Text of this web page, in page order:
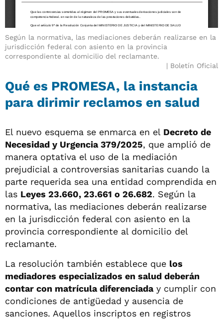
Según la normativa, las mediaciones deberán realizarse en la
jurisdicción federal con asiento en la provincia
correspondiente al domicilio del reclamante.
Boletín Oficial
Qué es PROMESA, la instancia
para dirimir reclamos en salud
El nuevo esquema se enmarca en el Decreto de
Necesidad y Urgencia 379/2025, que amplió de
manera optativa el uso de la mediación
prejudicial a controversias sanitarias cuando la
parte requerida sea una entidad comprendida en
las Leyes 23.660, 23.661 o 26.682. Según la
normativa, las mediaciones deberán realizarse
en la jurisdicción federal con asiento en la
provincia correspondiente al domicilio del
reclamante.
La resolución también establece que los
mediadores especializados en salud deberán
contar con matrícula diferenciaday cumplir con
condiciones de antigüedad y ausencia de
sanciones. Aquellos inscriptos en registros